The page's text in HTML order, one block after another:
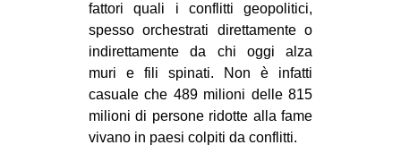
fattori quali i conflitti geopolitici,
spesso orchestrati direttamente o
indirettamente da chi oggi alza
muri e fili spinati. Non è infatti
casuale che 489 milioni delle 815
milioni di persone ridotte alla fame
vivano in paesi colpiti da conflitti.